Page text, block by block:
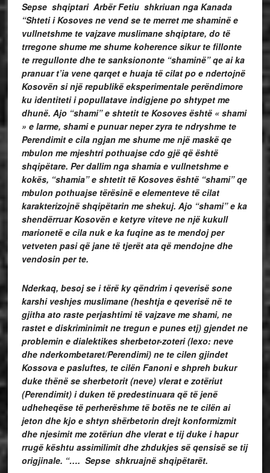
Sepse shqiptari Arbër Fetiu shkriuan nga Kanada
“Shteti i Kosoves ne vend se te merret me shaminë e
vullnetshme te vajzave muslimane shqiptare, do të
trregone shume me shume koherence sikur te fillonte
te rregullonte dhe te sanksiononte “shaminë” qe ai ka
pranuar t’ia vene qarqet e huaja të cilat po e ndertojnë
Kosovën si një republikë eksperimentale perëndimore
ku identiteti i popullatave indigjene po shtypet me
dhunë. Ajo “shami” e shtetit te Kosoves është « shami
» e larme, shami e punuar neper zyra te ndryshme te
Perendimit e cila ngjan me shume me një maskë qe
mbulon me mjeshtri pothuajse cdo gjë që është
shqipëtare. Per dallim nga shamia e vullnetshme e
kokës, “shamia” e shtetit të Kosoves është “shami” qe
mbulon pothuajse tërësinë e elementeve të cilat
karakterizojnë shqipëtarin me shekuj. Ajo “shami” e ka
shendërruar Kosovën e ketyre viteve ne një kukull
marionetë e cila nuk e ka fuqine as te mendoj per
vetveten pasi që jane të tjerët ata që mendojne dhe
vendosin per te.
Nderkaq, besoj se i tërë ky qëndrim i qeverisë sone
karshi veshjes muslimane (heshtja e qeverisë në te
gjitha ato raste perjashtimi të vajzave me shami, ne
rastet e diskriminimit ne tregun e punes etj) gjendet ne
problemin e dialektikes sherbetor-zoteri (lexo: neve
dhe nderkombetaret/Perendimi) ne te cilen gjindet
Kossova e pasluftes, te cilën Fanoni e shpreh bukur
duke thënë se sherbetorit (neve) vlerat e zotëriut
(Perendimit) i duken të predestinuara që të jenë
udheheqëse të perherëshme të botës ne te cilën ai
jeton dhe kjo e shtyn shërbetorin drejt konformizmit
dhe njesimit me zotëriun dhe vlerat e tij duke i hapur
rrugë kështu assimilimit dhe zhdukjes së qensisë se tij
origjinale. “…. Sepse shkruajnë shqipëtarët.